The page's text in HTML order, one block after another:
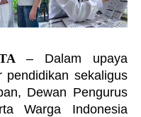
– Dalam upaya
pendidikan sekaligus
Dewan Pengurus
Warga Indonesia